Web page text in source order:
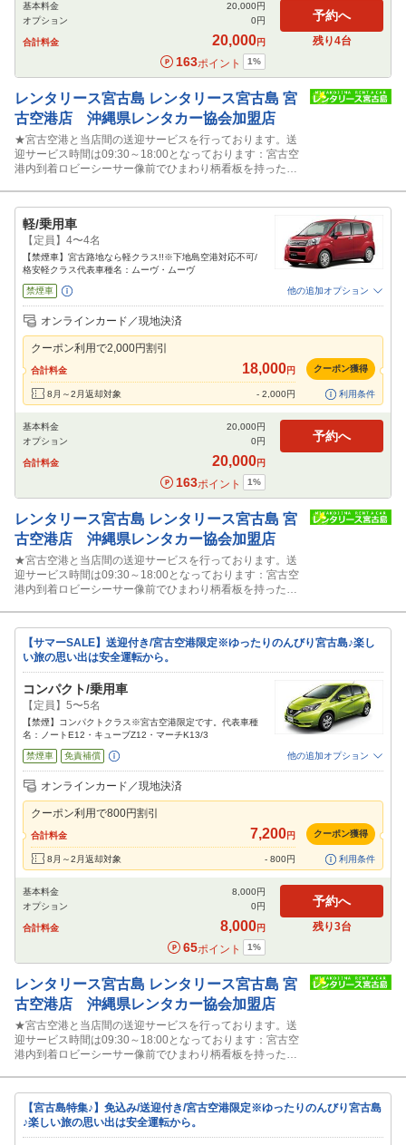
基本料金 20,000円
オプション
0円
合計料金 20,000円
163ポイント 1%
予約へ
残り4台
レンタリース宮古島 レンタリース宮古島 宮
古空港店 沖縄県レンタカー協会加盟店
★宮古空港と当店間の送迎サービスを行っております。送
迎サービス時間は09:30～18:00となっております：宮古空
港内到着ロビーシーサー像前でひまわり柄看板を持ったス
軽/乗用車
【定員】4〜4名
【禁煙車】宮古路地なら軽クラス!!※下地島空港対応不可/
格安軽クラス代表車種名：ムーヴ・ムーヴ
禁煙車 他の追加オプション
追加可能オプション
（次画面で選択ができます）
オンラインカード／現地決済
クーポン利用で2,000円割引
合計料金 18,000円
8月～2月返却対象 - 2,000円
クーポン獲得
利用条件
基本料金 20,000円
オプション
0円
合計料金 20,000円
163ポイント 1%
予約へ
レンタリース宮古島 レンタリース宮古島 宮
古空港店 沖縄県レンタカー協会加盟店
★宮古空港と当店間の送迎サービスを行っております。送
迎サービス時間は09:30～18:00となっております：宮古空
港内到着ロビーシーサー像前でひまわり柄看板を持ったス
【サマーSALE】送迎付き/宮古空港限定※ゆったりのんびり宮古島♪楽し
い旅の思い出は安全運転から。
コンパクト/乗用車
【定員】5〜5名
【禁煙】コンパクトクラス※宮古空港限定です。代表車種
名：ノートE12・キューブZ12・マーチK13/3
禁煙車 免責補償 他の追加オプション
追加可能オプション
（次画面で選択ができます）
オンラインカード／現地決済
クーポン利用で800円割引
合計料金 7,200円
8月～2月返却対象 - 800円
クーポン獲得
利用条件
基本料金 8,000円
オプション
0円
合計料金 8,000円
65ポイント 1%
予約へ
残り3台
レンタリース宮古島 レンタリース宮古島 宮
古空港店 沖縄県レンタカー協会加盟店
★宮古空港と当店間の送迎サービスを行っております。送
迎サービス時間は09:30～18:00となっております：宮古空
港内到着ロビーシーサー像前でひまわり柄看板を持ったス
【宮古島特集♪】免込み/送迎付き/宮古空港限定※ゆったりのんびり宮古島
♪楽しい旅の思い出は安全運転から。